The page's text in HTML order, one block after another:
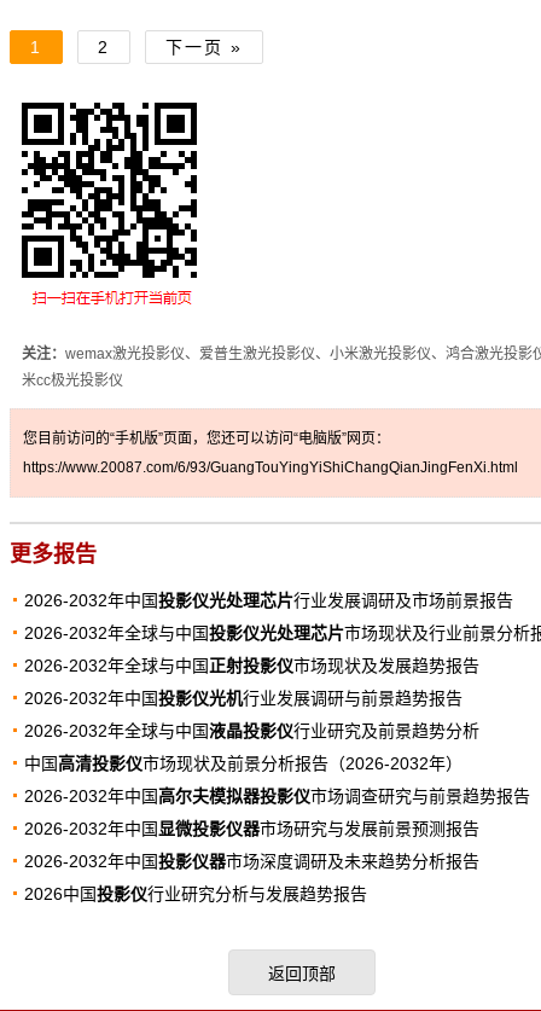
1 2 下一页 »
关注： wemax激光投影仪、爱普生激光投影仪、小米激光投影仪、鸿合激光投影
米cc极光投影仪
您目前访问的“手机版”页面，您还可以访问“电脑版”网页：
https://www.20087.com/6/93/GuangTouYingYiShiChangQianJingFenXi.html
更多报告
2026-2032年中国投影仪光处理芯片行业发展调研及市场前景报告
2026-2032年全球与中国投影仪光处理芯片市场现状及行业前景分析
2026-2032年全球与中国正射投影仪市场现状及发展趋势报告
2026-2032年中国投影仪光机行业发展调研与前景趋势报告
2026-2032年全球与中国液晶投影仪行业研究及前景趋势分析
中国高清投影仪市场现状及前景分析报告（2026-2032年）
2026-2032年中国高尔夫模拟器投影仪市场调查研究与前景趋势报告
2026-2032年中国显微投影仪器市场研究与发展前景预测报告
2026-2032年中国投影仪器市场深度调研及未来趋势分析报告
2026中国投影仪行业研究分析与发展趋势报告
返回顶部